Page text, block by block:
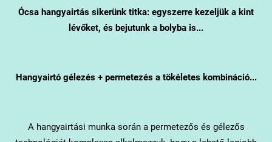
Ócsa hangyairtás sikerünk titka: egyszerre kezeljük a kint
lévőket, és bejutunk a bolyba is...
Hangyairtó gélezés + permetezés a tökéletes kombináció...
A hangyairtási munka során a permetezős és gélezős